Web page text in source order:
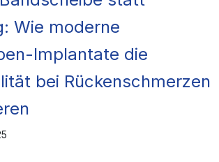
Wie moderne
Implantate die
bei Rückenschmerzen